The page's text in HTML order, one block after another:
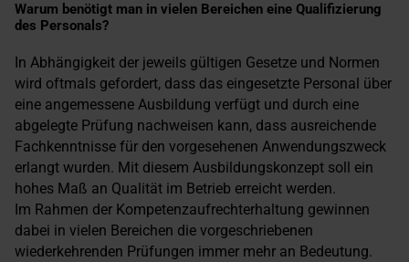
Warum benötigt man in vielen Bereichen eine Qualifizierung
des Personals?
In Abhängigkeit der jeweils gültigen Gesetze und Normen
wird oftmals gefordert, dass das eingesetzte Personal über
eine angemessene Ausbildung verfügt und durch eine
abgelegte Prüfung nachweisen kann, dass ausreichende
Fachkenntnisse für den vorgesehenen Anwendungszweck
erlangt wurden. Mit diesem Ausbildungskonzept soll ein
hohes Maß an Qualität im Betrieb erreicht werden.
Im Rahmen der Kompetenzaufrechterhaltung gewinnen
dabei in vielen Bereichen die vorgeschriebenen
wiederkehrenden Prüfungen immer mehr an Bedeutung.